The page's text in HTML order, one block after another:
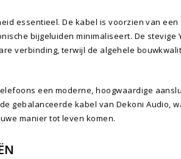
essentieel. De kabel is voorzien van
bijgeluiden minimaliseert. De stevige
verbinding, terwijl de algehele
een moderne, hoogwaardige
gebalanceerde kabel van Dekoni Audio,
manier tot leven komen.